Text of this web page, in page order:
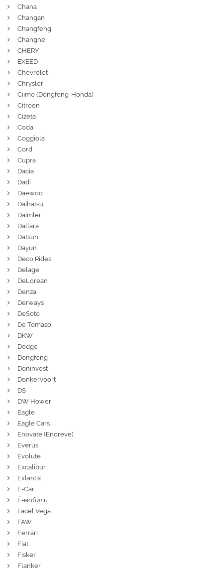
Chana
Changan
Changfeng
Changhe
CHERY
EXEED
Chevrolet
Chrysler
Ciimo (Dongfeng-Honda)
Citroen
Cizeta
Coda
Coggiola
Cord
Cupra
Dacia
Dadi
Daewoo
Daihatsu
Daimler
Dallara
Datsun
Dayun
Deco Rides
Delage
DeLorean
Denza
Derways
DeSoto
De Tomaso
DKW
Dodge
Dongfeng
Doninvest
Donkervoort
DS
DW Hower
Eagle
Eagle Cars
Enovate (Enoreve)
Everus
Evolute
Excalibur
Exlantix
E-Car
Ё-мобиль
Facel Vega
FAW
Ferrari
Fiat
Fisker
Flanker